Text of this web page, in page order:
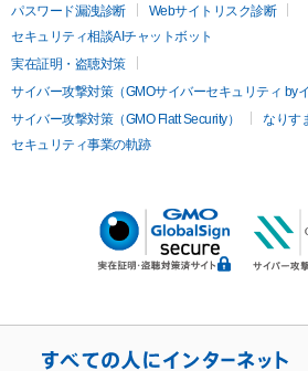
パスワード漏洩診断
Webサイトリスク診断
セキュリティ相談AIチャットボット
実在証明・盗聴対策
サイバー攻撃対策（GMOサイバーセキュリティ by
サイバー攻撃対策（GMO Flatt Security）
なりす
セキュリティ事業の軌跡